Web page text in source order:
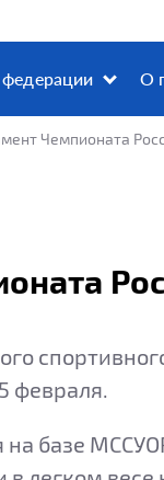
О
Чемпионата
февраля.
на базе